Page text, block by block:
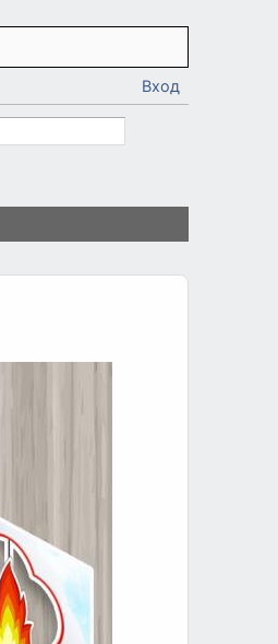
Вход